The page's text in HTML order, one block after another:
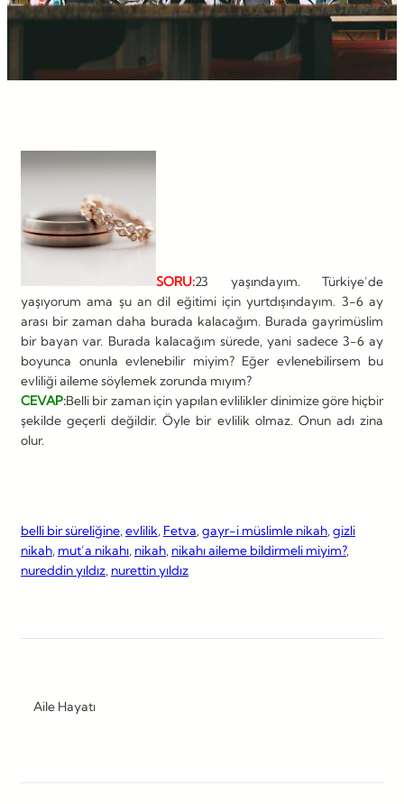
SORU:23 yaşındayım. Türkiye’de
yaşıyorum ama şu an dil eğitimi için yurtdışındayım. 3-6 ay
arası bir zaman daha burada kalacağım. Burada gayrimüslim
bir bayan var. Burada kalacağım sürede, yani sadece 3-6 ay
boyunca onunla evlenebilir miyim? Eğer evlenebilirsem bu
evliliği aileme söylemek zorunda mıyım?
CEVAP:Belli bir zaman için yapılan evlilikler dinimize göre hiçbir
şekilde geçerli değildir. Öyle bir evlilik olmaz. Onun adı zina
olur.
belli bir süreliğine, evlilik, Fetva, gayr-i müslimle nikah, gizli
nikah, mut’a nikahı, nikah, nikahı aileme bildirmeli miyim?
nureddin yıldız, nurettin yıldız
Aile Hayatı